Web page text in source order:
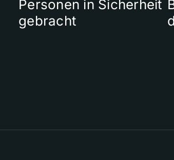
Personen in Sicherheit
gebracht